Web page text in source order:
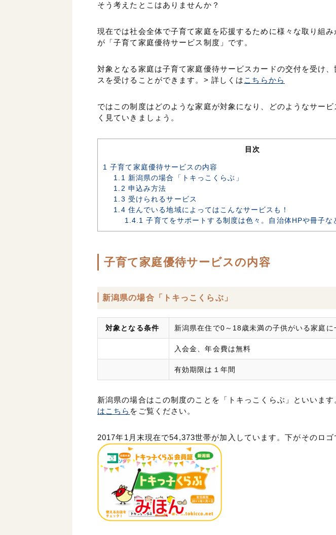
そう考えたとこはありませんか？
現在では社会全体で子育て家庭を応援するために様々な取り組
が「子育て家庭優待サービス制度」です。
対象となる家庭は子育て家庭優待サービスカードの交付を受け
スを受けることができます。> 詳しくは こちらから
ではこの制度はどのような家庭が対象になり、どのようなサー
く見ていきましょう。
目次
1 子育て家庭優待サービスの内容
1.1 新潟県の場合「トキっこくらぶ」
1.2 申込み方法
1.3 受けられるサービス
1.4 住んでいる地域によってはこんなサービスも！
1.4.1 子育てをサポートする制度は色々。自治体HPや冊子な
子育て家庭優待サービスの内容
新潟県の場合「トキっこくらぶ」
対象となる条件 新潟県在住で0～18歳未満の子供がいる家庭に
入会金、年会費は無料
有効期限は１年間
新潟県の場合はこの制度のことを「トキっこくらぶ」といいます
はこちら をご覧ください。
2017年1月末現在で54,373世帯が加入しています。下がそのロゴ